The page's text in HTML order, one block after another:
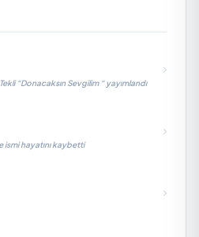
“Donacaksın Sevgilim “ yayımlandı
ismi hayatını kaybetti